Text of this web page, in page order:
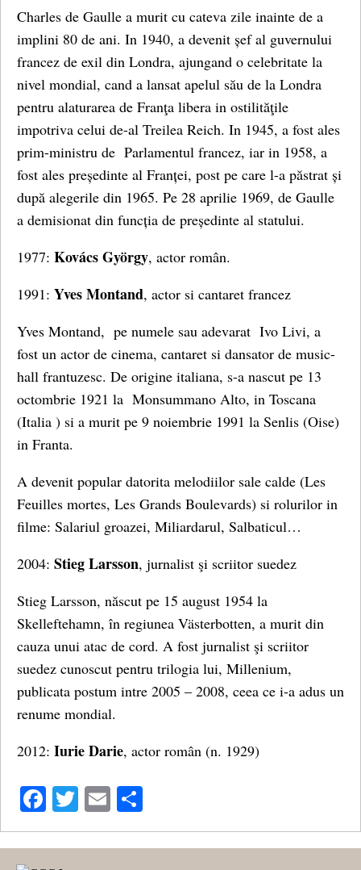
Charles de Gaulle a murit cu cateva zile inainte de a
implini 80 de ani. In 1940, a devenit șef al guvernului
francez de exil din Londra, ajungand o celebritate la
nivel mondial, cand a lansat apelul său de la Londra
pentru alaturarea de Franţa libera in ostilităţile
impotriva celui de-al Treilea Reich. In 1945, a fost ales
prim-ministru de Parlamentul francez, iar in 1958, a
fost ales președinte al Franței, post pe care l-a păstrat și
după alegerile din 1965. Pe 28 aprilie 1969, de Gaulle
a demisionat din funcția de președinte al statului.
1977: Kovács György, actor român.
1991: Yves Montand, actor si cantaret francez
Yves Montand, pe numele sau adevarat Ivo Livi, a
fost un actor de cinema, cantaret si dansator de music-
hall frantuzesc. De origine italiana, s-a nascut pe 13
octombrie 1921 la Monsummano Alto, in Toscana
(Italia ) si a murit pe 9 noiembrie 1991 la Senlis (Oise)
in Franta.
A devenit popular datorita melodiilor sale calde (Les
Feuilles mortes, Les Grands Boulevards) si rolurilor in
filme: Salariul groazei, Miliardarul, Salbaticul…
2004: Stieg Larsson, jurnalist şi scriitor suedez
Stieg Larsson, născut pe 15 august 1954 la
Skelleftehamn, în regiunea Västerbotten, a murit din
cauza unui atac de cord. A fost jurnalist şi scriitor
suedez cunoscut pentru trilogia lui, Millenium,
publicata postum intre 2005 – 2008, ceea ce i-a adus un
renume mondial.
2012: Iurie Darie, actor român (n. 1929)
Facebook
Twitter
Email